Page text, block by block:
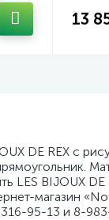
13
DE REX с
LES BIJOUX
магазин
95-13 и 8-